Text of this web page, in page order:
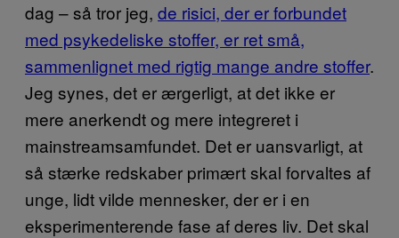
dag – så tror jeg, de risici, der er forbundet
med psykedeliske stoffer, er ret små,
sammenlignet med rigtig mange andre stoffer.
Jeg synes, det er ærgerligt, at det ikke er
mere anerkendt og mere integreret i
mainstreamsamfundet. Det er uansvarligt, at
så stærke redskaber primært skal forvaltes af
unge, lidt vilde mennesker, der er i en
eksperimenterende fase af deres liv. Det skal